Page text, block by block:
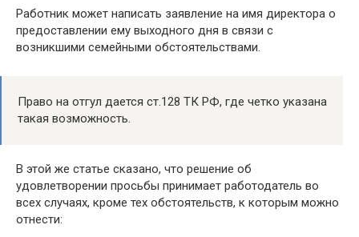
Работник может написать заявление на имя директора о
предоставлении ему выходного дня в связи с
возникшими семейными обстоятельствами.
Право на отгул дается ст.128 ТК РФ, где четко указана
такая возможность.
В этой же статье сказано, что решение об
удовлетворении просьбы принимает работодатель во
всех случаях, кроме тех обстоятельств, к которым можно
отнести: